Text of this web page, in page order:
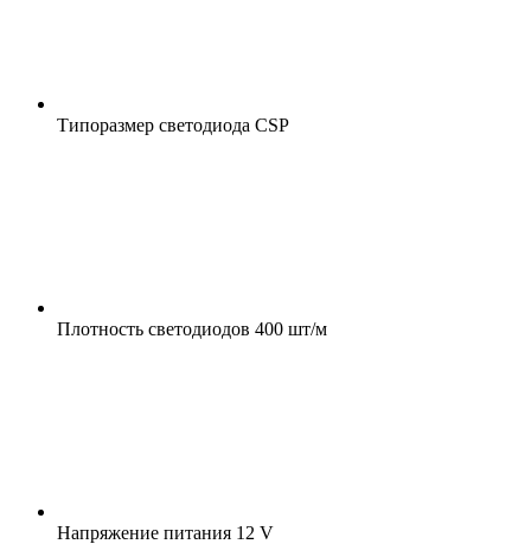
Типоразмер светодиода CSP
Плотность светодиодов 400 шт/м
Напряжение питания 12 V